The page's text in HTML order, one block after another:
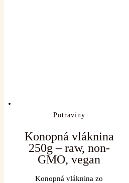
Potraviny
Konopná vláknina
250g – raw, non-
GMO, vegan
Konopná vláknina zo